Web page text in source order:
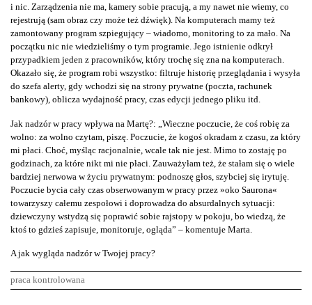
i nic. Zarządzenia nie ma, kamery sobie pracują, a my nawet nie wiemy, co
rejestrują (sam obraz czy może też dźwięk). Na komputerach mamy też
zamontowany program szpiegujący – wiadomo, monitoring to za mało. Na
początku nic nie wiedzieliśmy o tym programie. Jego istnienie odkrył
przypadkiem jeden z pracowników, który trochę się zna na komputerach.
Okazało się, że program robi wszystko: filtruje historię przeglądania i wysyła
do szefa alerty, gdy wchodzi się na strony prywatne (poczta, rachunek
bankowy), oblicza wydajność pracy, czas edycji jednego pliku itd.
Jak nadzór w pracy wpływa na Martę?: „Wieczne poczucie, że coś robię za
wolno: za wolno czytam, piszę. Poczucie, że kogoś okradam z czasu, za który
mi płaci. Choć, myśląc racjonalnie, wcale tak nie jest. Mimo to zostaję po
godzinach, za które nikt mi nie płaci. Zauważyłam też, że stałam się o wiele
bardziej nerwowa w życiu prywatnym: podnoszę głos, szybciej się irytuję.
Poczucie bycia cały czas obserwowanym w pracy przez »oko Saurona«
towarzyszy całemu zespołowi i doprowadza do absurdalnych sytuacji:
dziewczyny wstydzą się poprawić sobie rajstopy w pokoju, bo wiedzą, że
ktoś to gdzieś zapisuje, monitoruje, ogląda” – komentuje Marta.
A jak wygląda nadzór w Twojej pracy?
praca kontrolowana